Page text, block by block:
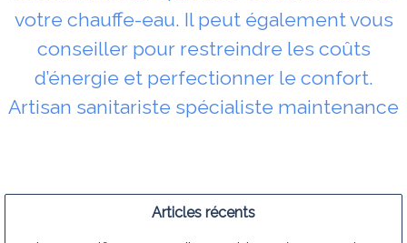
votre chauffe-eau. Il peut également vous
conseiller pour restreindre les coûts
d’énergie et perfectionner le confort.
Artisan sanitariste spécialiste maintenance
Articles récents